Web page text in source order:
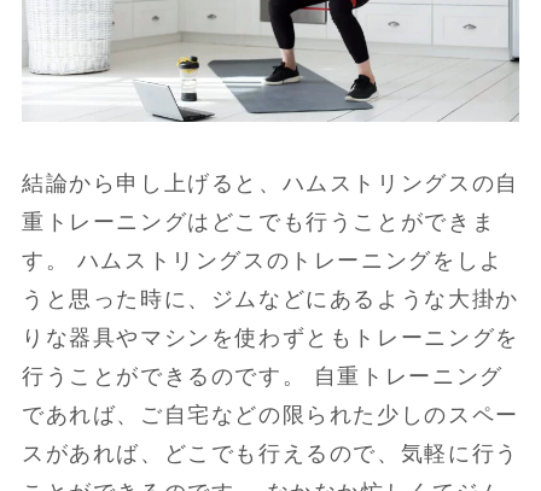
結論から申し上げると、ハムストリングスの自
重トレーニングはどこでも行うことができま
す。 ハムストリングスのトレーニングをしよ
うと思った時に、ジムなどにあるような大掛か
りな器具やマシンを使わずともトレーニングを
行うことができるのです。 自重トレーニング
であれば、ご自宅などの限られた少しのスペー
スがあれば、どこでも行えるので、気軽に行う